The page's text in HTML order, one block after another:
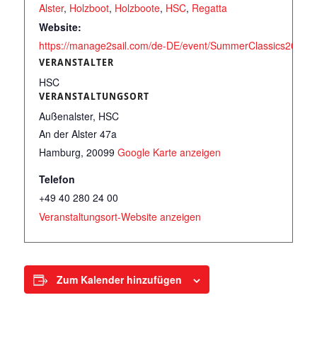
Alster, Holzboot, Holzboote, HSC, Regatta
Website:
https://manage2sail.com/de-DE/event/
VERANSTALTUNGSORT
Außenalster, HSC
An der Alster 47a
Hamburg, 20099 Google Karte anzeigen
Telefon
+49 40 280 24 00
Veranstaltungsort-Website anzeigen
VERANSTALTER
HSC
Zum Kalender hinzufügen